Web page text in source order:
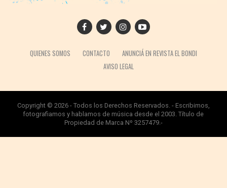
QUIENES SOMOS CONTACTO
ANUNCIÁ EN REVISTA EL BONDI
AVISO LEGAL
Copyright © 2026 - Todos los Derechos Reservados. - Escribimos,
fotografiamos y hablamos de música desde el 2003. Título de
Propiedad de Marca Nº 3257479.-